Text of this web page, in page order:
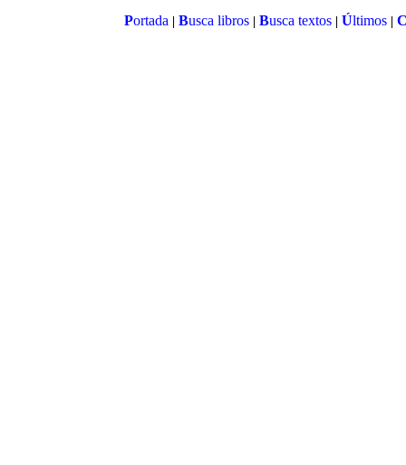
Portada| Busca libros| Busca textos| Últimos|